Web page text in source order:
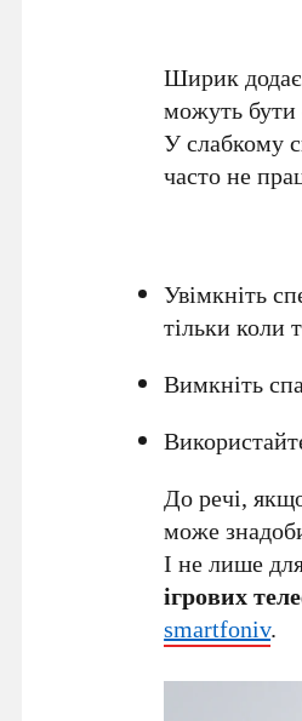
Ширик додає
можуть бути
У слабкому
часто не
Увімкніть
тільки коли
Вимкніть
До речі,
може
І не лише
ігрових
smartfoniv.